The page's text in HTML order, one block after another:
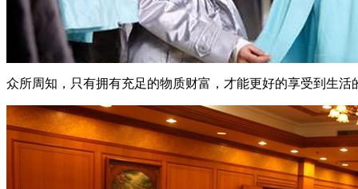
众所周知，只有拥有充足的物质财富，才能更好的享受到生活